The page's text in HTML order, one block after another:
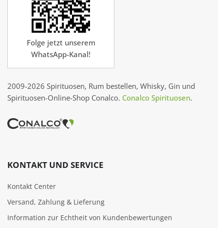
Folge jetzt unserem
WhatsApp-Kanal!
2009-2026 Spirituosen, Rum bestellen, Whisky, Gin und
Spirituosen-Online-Shop Conalco. Conalco Spirituosen.
KONTAKT UND SERVICE
Kontakt Center
Versand, Zahlung & Lieferung
Information zur Echtheit von Kundenbewertungen